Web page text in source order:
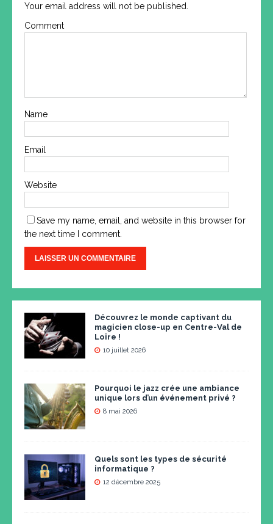
Your email address will not be published.
Comment
Name
Email
Website
Save my name, email, and website in this browser for
the next time I comment.
Découvrez le monde captivant du
magicien close-up en Centre-Val de
Loire !
10 juillet 2026
Pourquoi le jazz crée une ambiance
unique lors d’un événement privé ?
8 mai 2026
Quels sont les types de sécurité
informatique ?
12 décembre 2025